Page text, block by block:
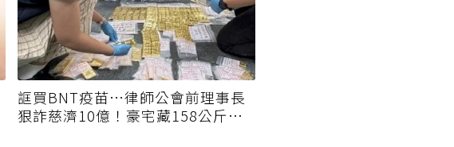
誆買BNT疫苗…律師公會前理事長
狠詐慈濟10億！豪宅藏158公斤黃